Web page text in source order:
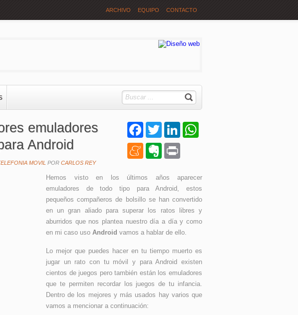
ARCHIVO EQUIPO CONTACTO
FacebookTwitter LinkedIn
MeneameEvernote
emuladores
Android
MOVIL POR CARLOS REY
Hemos visto en los últimos años aparecer
emuladores de todo tipo para Android, estos
pequeños compañeros de bolsillo se han convertido
en un gran aliado para superar los ratos libres y
aburridos que nos plantea nuestro día a día y como
en mi caso uso Android vamos a hablar de ello.
Lo mejor que puedes hacer en tu tiempo muerto es
jugar un rato con tu móvil y para Android existen
cientos de juegos pero también están los emuladores
que te permiten recordar los juegos de tu infancia.
Dentro de los mejores y más usados hay varios que
vamos a mencionar a continuación: